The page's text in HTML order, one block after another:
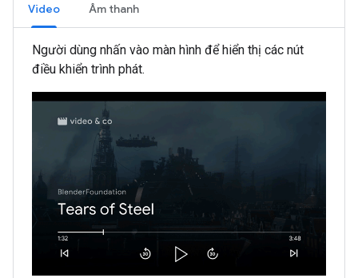
Video Âm thanh
Người dùng nhấn vào màn hình để hiển thị các nút
điều khiển trình phát.